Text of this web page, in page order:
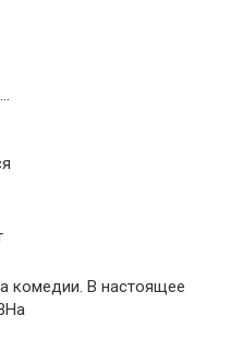
комедии. В настоящее